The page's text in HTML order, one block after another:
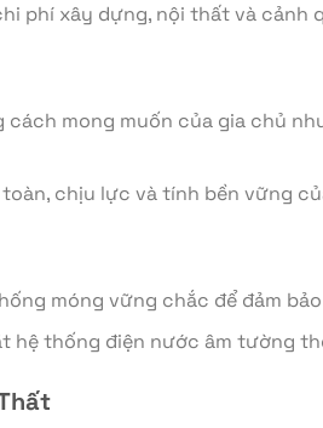
phí xây dựng, nội thất và cảnh
mong muốn của gia chủ
chịu lực và tính bền vững
móng vững chắc để đảm
hệ thống điện nước âm tường